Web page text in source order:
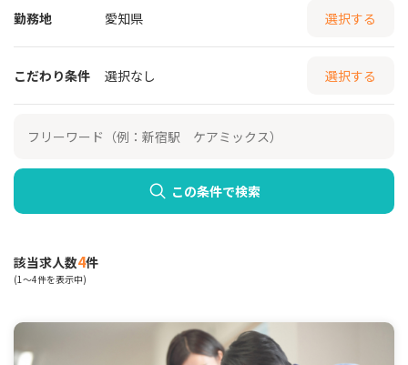
勤務地 愛知県 選択する
こだわり条件 選択なし 選択する
この条件で検索
該当求人数4件
(1～4件を表示中)